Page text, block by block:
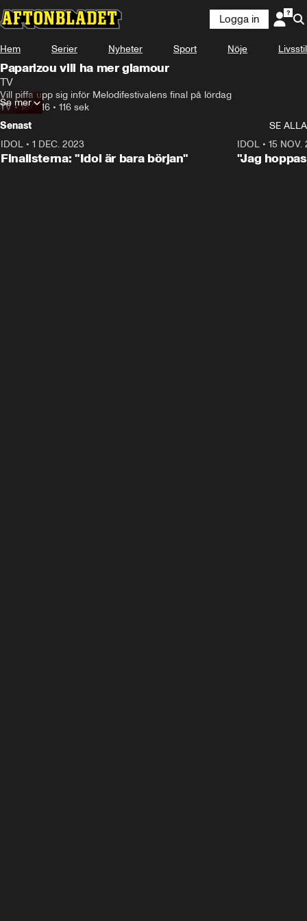
Logga in
Hem Serier Nyheter Sport Nöje Livsstil
Paparizou vill ha mer glamour
TV
Vill piffa upp sig inför Melodifestivalens final på lördag
TV •18.07.16 • 116 sek
Se mer
Senast
SE ALLA
IDOL • 1 DEC. 2023
Finalisterna: "Idol är bara början"
IDOL• 15 NOV.
"Jag